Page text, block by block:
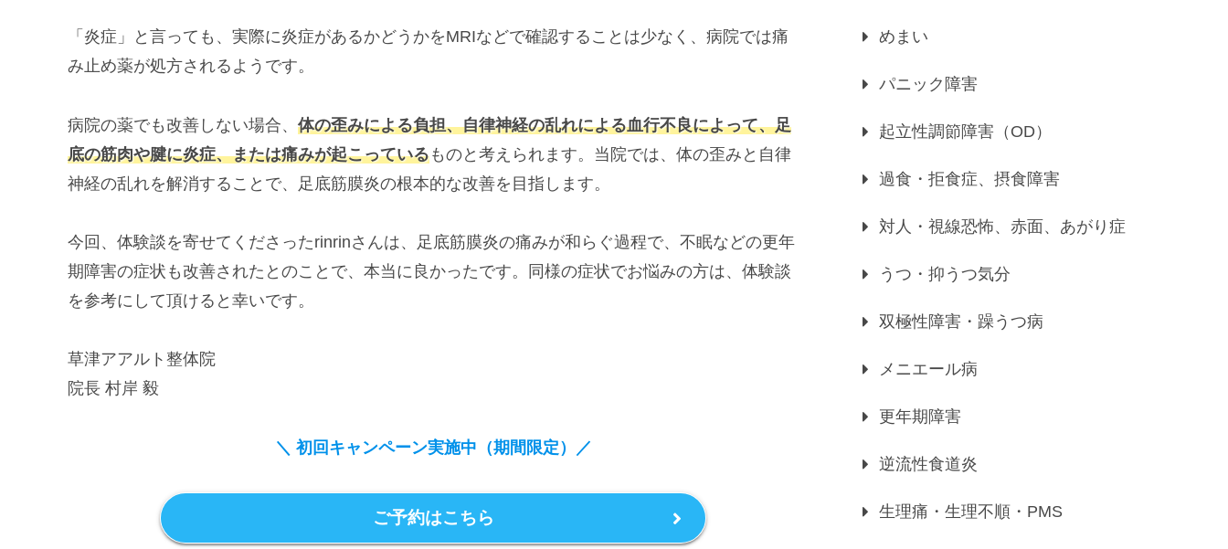
「炎症」と言っても、実際に炎症があるかどうかをMRIなどで確認することは少なく、病院では痛
み止め薬が処方されるようです。
病院の薬でも改善しない場合、 体の歪みによる負担、自律神経の乱れによる血行不良によって、足
底の筋肉や腱に炎症、または痛みが起こっているものと考えられます。当院では、体の歪みと自律
神経の乱れを解消することで、足底筋膜炎の根本的な改善を目指します。
今回、体験談を寄せてくださったrinrinさんは、足底筋膜炎の痛みが和らぐ過程で、不眠などの更年
期障害の症状も改善されたとのことで、本当に良かったです。同様の症状でお悩みの方は、体験談
を参考にして頂けると幸いです。
草津アアルト整体院
院長 村岸 毅
＼ 初回キャンペーン実施中（期間限定） ／
ご予約はこちら
めまい
パニック障害
起立性調節障害（OD）
過食・拒食症、摂食障害
対人・視線恐怖、赤面、あがり症
うつ・抑うつ気分
双極性障害・躁うつ病
メニエール病
更年期障害
逆流性食道炎
生理痛・生理不順・PMS